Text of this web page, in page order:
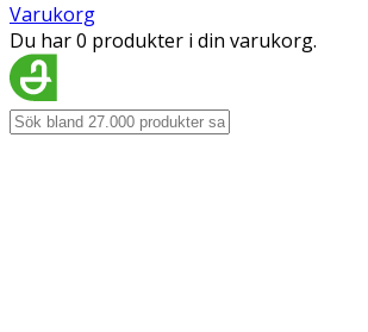
Varukorg
Du har 0 produkter i din varukorg.